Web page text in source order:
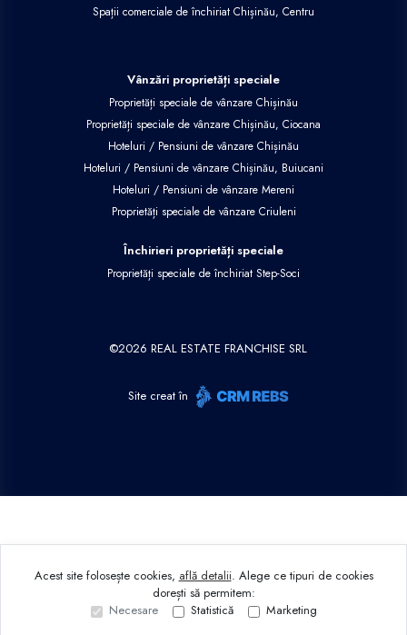
Spații comerciale de închiriat Chișinău, Centru
Vânzări proprietăți speciale
Proprietăți speciale de vânzare Chișinău
Proprietăți speciale de vânzare Chișinău, Ciocana
Hoteluri / Pensiuni de vânzare Chișinău
Hoteluri / Pensiuni de vânzare Chișinău, Buiucani
Hoteluri / Pensiuni de vânzare Mereni
Proprietăți speciale de vânzare Criuleni
Închirieri proprietăți speciale
Proprietăți speciale de închiriat Step-Soci
©2026 REAL ESTATE FRANCHISE SRL
Site creat în
Acest site folosește cookies, află detalii. Alege ce tipuri de cookies
dorești să permitem:
Necesare
Statistică Marketing